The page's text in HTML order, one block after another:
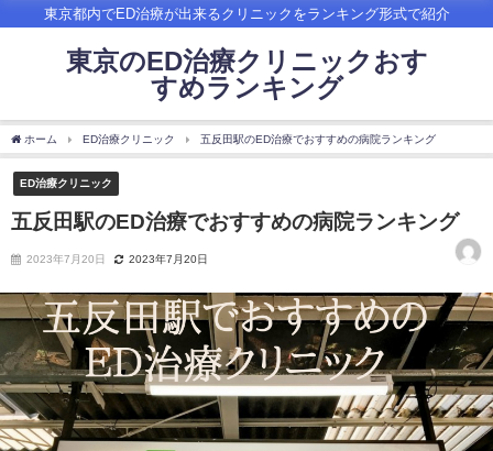
東京都内でED治療が出来るクリニックをランキング形式で紹介
東京のED治療クリニックおす
すめランキング
ホーム ED治療クリニック 五反田駅のED治療でおすすめの病院ランキング
ED治療クリニック
五反田駅のED治療でおすすめの病院ランキング
2023年7月20日 2023年7月20日